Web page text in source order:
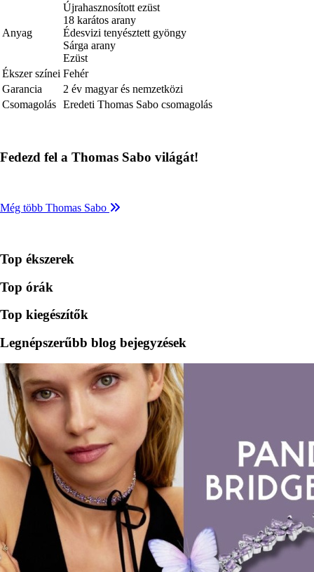
Anyag
Újrahasznosított ezüst
18 karátos arany
Édesvizi tenyésztett gyöngy
Sárga arany
Ezüst
Ékszer színei Fehér
Garancia
2 év magyar és nemzetközi
Csomagolás Eredeti Thomas Sabo csomagolás
Fedezd fel a Thomas Sabo világát!
Még több Thomas Sabo
Top ékszerek
Top órák
Top kiegészítők
Legnépszerűbb blog bejegyzések